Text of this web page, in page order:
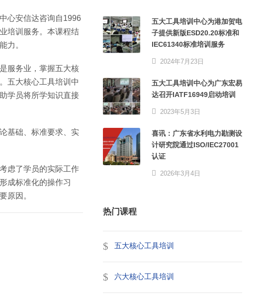
心安信达咨询自1996
培训服务。本课程结
力。
服务业，掌握五大核
五大核心工具培训中
学员将所学知识直接
基础、标准要求、实
虑了学员的实际工作
成标准化的操作习
原因。
五大工具培训中心为港加贺电
子提供新版ESD20.20标准和
IEC61340标准培训服务
2024年7月23日
五大工具培训中心为广东宏易
达召开IATF16949启动培训
2023年5月3日
喜讯：广东省水利电力勘测设
计研究院通过ISO/IEC27001
认证
2026年3月4日
热门课程
五大核心工具培训
六大核心工具培训